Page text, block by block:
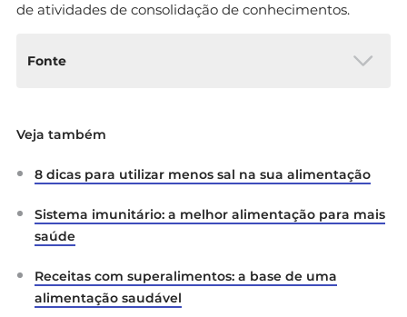
de atividades de consolidação de conhecimentos.
Fonte
alimentação saudável em casa
tempos de COVID-19”
Veja também
8 dicas para utilizar menos sal na sua alimentação
Sistema imunitário: a melhor alimentação para mais
saúde
Receitas com superalimentos: a base de uma
alimentação saudável